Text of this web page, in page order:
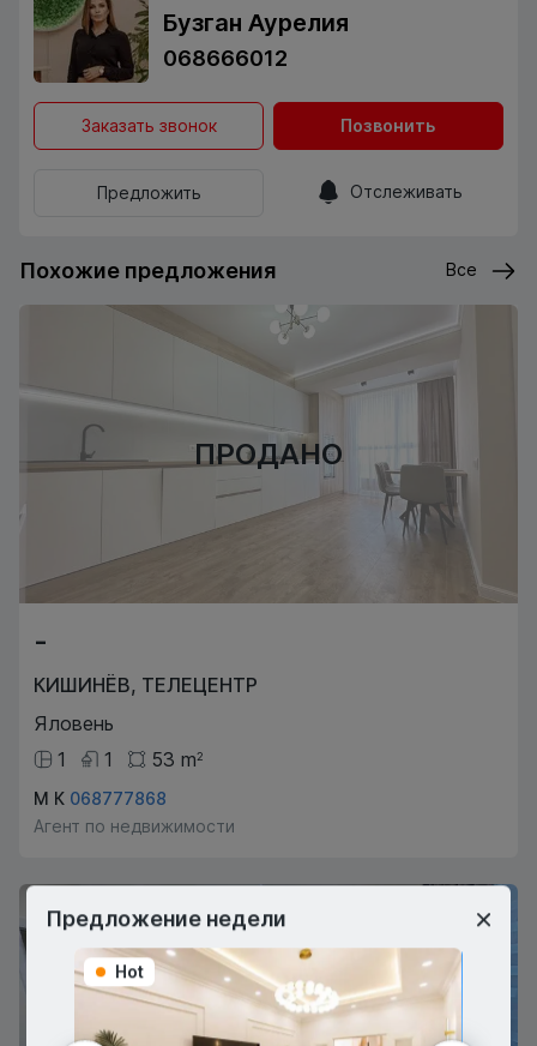
Бузган Аурелия
068666012
Заказать звонок Позвонить
Предложить Отслеживать
Похожие предложения Все
ПРОДАНО
-
КИШИНЁВ, ТЕЛЕЦЕНТР
Яловень
1
1 53 m2
М К 068777868
Агент по недвижимости
Предложение недели
Hot